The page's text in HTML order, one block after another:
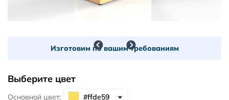
Изготовим по вашим требованиям
Выберите цвет
Основной цвет: